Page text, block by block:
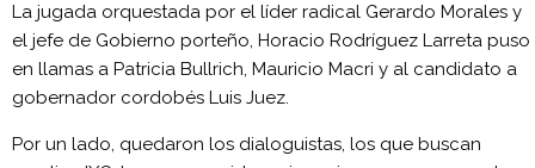
La jugada orquestada por el líder radical Gerardo Morales y
el jefe de Gobierno porteño, Horacio Rodríguez Larreta puso
en llamas a Patricia Bullrich, Mauricio Macri y al candidato a
gobernador cordobés Luis Juez.
Por un lado, quedaron los dialoguistas, los que buscan